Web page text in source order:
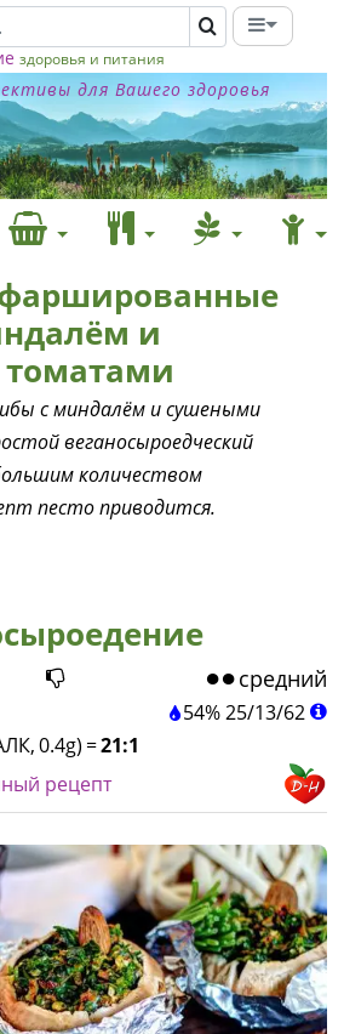
здоровья и питания
для Вашего здоровья
фаршированные
и
с миндалём и сушеными
веганосыроедческий
количеством
песто приводится.
средний
54%25/13/62
0.4g) =21:1
рецепт